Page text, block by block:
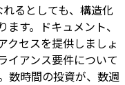
るとしても、構造化
す。ドキュメント、
クセスを提供しましょ
イアンス要件について
数時間の投資が、数週